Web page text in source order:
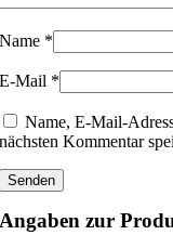
Name *
E-Mail *
Name, E-Mail-
nächsten Kommentar
Angaben zur